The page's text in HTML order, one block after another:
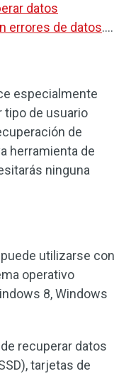
datos
errores de datos….
especialmente
tipo de usuario
de
herramienta de
ninguna
utilizarse con
operativo
8, Windows
recuperar datos
tarjetas de